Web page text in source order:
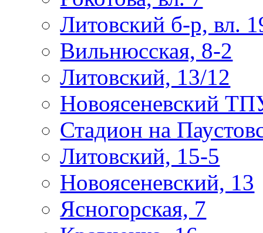
Литовский б-р, вл.
Вильнюсская, 8-2
Литовский, 13/12
Новоясеневский
Стадион на
Литовский, 15-5
Новоясеневский, 13
Ясногорская, 7